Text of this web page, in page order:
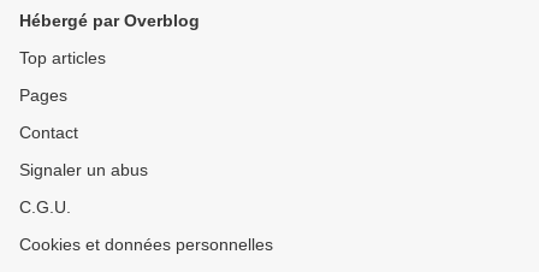
Hébergé par Overblog
Top articles
Pages
Contact
Signaler un abus
C.G.U.
Cookies et données personnelles